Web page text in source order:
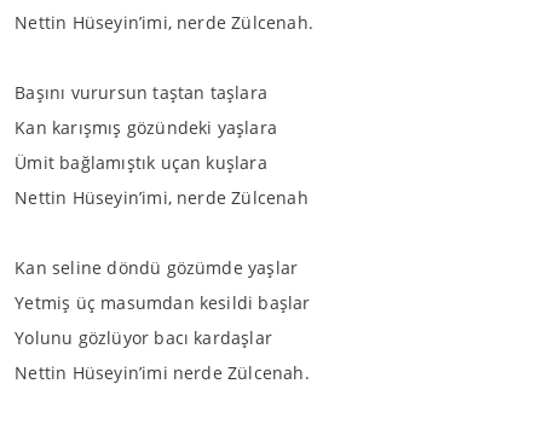
Nettin Hüseyin’imi, nerde Zülcenah.
Başını vurursun taştan taşlara
Kan karışmış gözündeki yaşlara
Ümit bağlamıştık uçan kuşlara
Nettin Hüseyin’imi, nerde Zülcenah
Kan seline döndü gözümde yaşlar
Yetmiş üç masumdan kesildi başlar
Yolunu gözlüyor bacı kardaşlar
Nettin Hüseyin’imi nerde Zülcenah.